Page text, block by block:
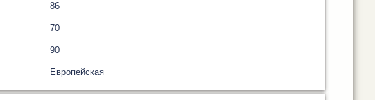
86
70
90
Европейская